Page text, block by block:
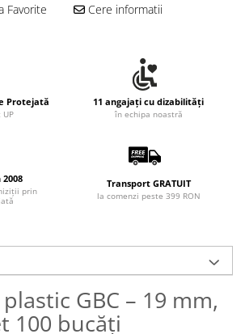
Favorite Cere informatii
Protejată
UP
11 angajați cu dizabilități
în echipa noastră
prin
Transport GRATUIT
la comenzi peste 399 RON
GBC – 19 mm,
100 bucăți